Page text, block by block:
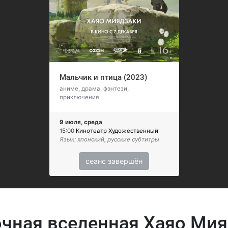
Мальчик и птица (2023)
аниме, драма, фэнтези,
приключения
9 июля, среда
15:00 Кинотеатр Художественный
Язык: японский, русские субтитры
сеанс завершён
вселенная Хаяо